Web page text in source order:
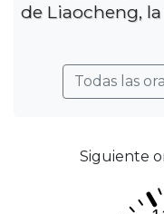
de Liaocheng,
Todas las
Siguiente